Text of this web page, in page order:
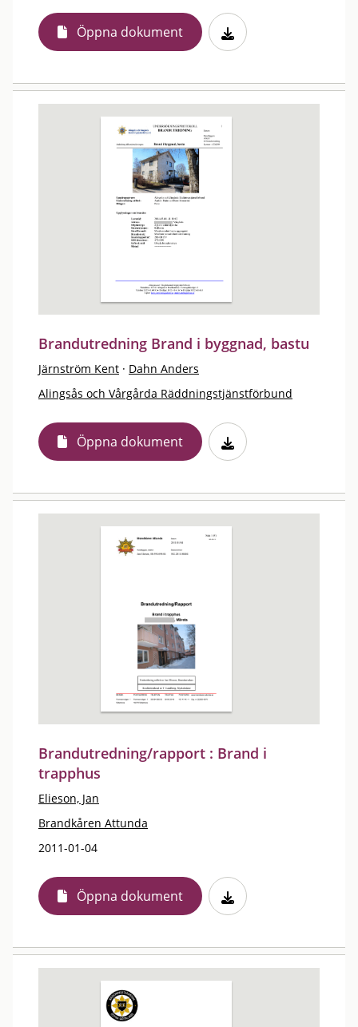
Öppna dokument
Brandutredning Brand i byggnad, bastu
Järnström Kent · Dahn Anders
Alingsås och Vårgårda Räddningstjänstförbund
Öppna dokument
Brandutredning/rapport : Brand i
trapphus
Elieson, Jan
Brandkåren Attunda
2011-01-04
Öppna dokument